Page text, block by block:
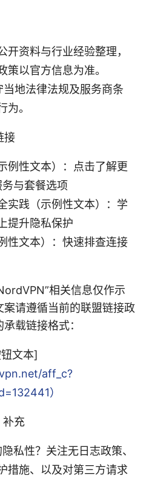
开资料与行业经验整理，
策以官方信息为准。
地法律法规及服务商条
为。
接
例性文本）：点击了解更
与套餐选项
实践（示例性文本）：学
提升隐私保护
性文本）：快速排查连接
相关信息仅作示
请遵循当前的联盟链接政
载链接格式：
文本]
aff_c?
）
补充
私性？关注无日志政策、
措施、以及对第三方请求